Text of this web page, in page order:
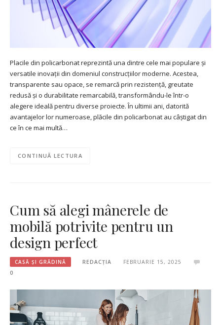
Placile din policarbonat reprezintă una dintre cele mai populare și
versatile inovații din domeniul construcțiilor moderne. Acestea,
transparente sau opace, se remarcă prin rezistență, greutate
redusă și o durabilitate remarcabilă, transformându-le într-o
alegere ideală pentru diverse proiecte. În ultimii ani, datorită
avantajelor lor numeroase, plăcile din policarbonat au câștigat din
ce în ce mai multă…
CONTINUĂ LECTURA
Cum să alegi mânerele de
mobilă potrivite pentru un
design perfect
CASĂ ȘI GRĂDINĂ REDACȚIA
FEBRUARIE 15, 2025
0